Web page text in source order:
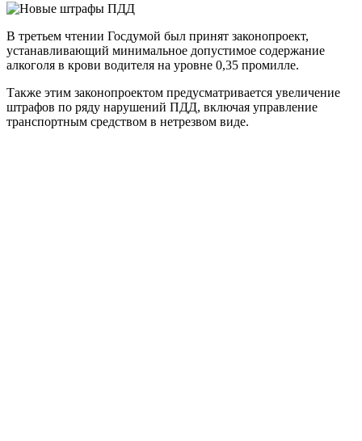
В третьем чтении Госдумой был принят законопроект,
устанавливающий минимальное допустимое содержание
алкоголя в крови водителя на уровне 0,35 промилле.
Также этим законопроектом предусматривается увеличение
штрафов по ряду нарушений ПДД, включая управление
транспортным средством в нетрезвом виде.